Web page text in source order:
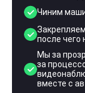
Чиним
после чего
Мы за
за
вместе с